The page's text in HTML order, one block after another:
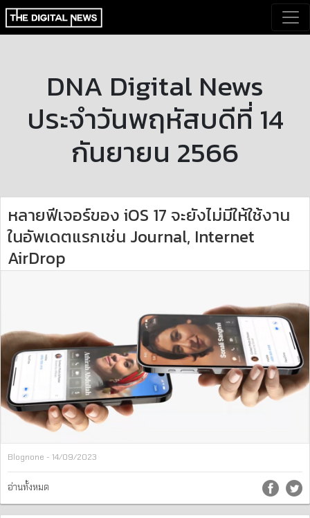
DNA Digital News
ประจำวันพฤหัสบดีที่ 14
กันยายน 2566
หลายฟีเจอร์ของ iOS 17 จะยังไม่มีให้ใช้งาน
ในอัพเดตแรกเช่น Journal, Internet
AirDrop
Blognone - 14/09/2023
อ่านทั้งหมด